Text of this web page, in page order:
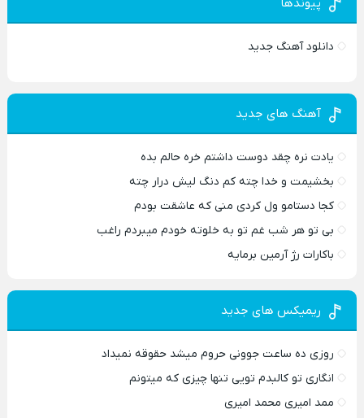
دانلود آهنگ جدید
آهنگ های جدید
یادت نره چقد دوست داشتم خره حالم بده
بخشیمت و خدا چته کم دنگ لیش درار چته
کجا دستامو ول کردی منی که عاشقت بودم
بی تو هر شب غم تو به خلوته خودم میبردم راغب
باکارات رژ آرمین برمایه
ریمیکس های جدید
روزی ده ساعت جوونی حروم میشد حقوقه نمیداد
انگاری تو کالبدم تویی تنها چیزی که میتونم
ممد امیری محمد امیری